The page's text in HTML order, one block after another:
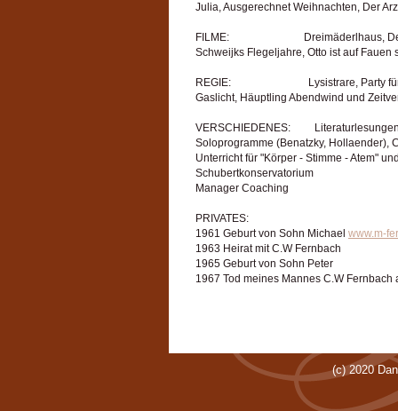
Julia, Ausgerechnet Weihnachten, Der
FILME:                            Dreimäderlhaus,
Schweijks Flegeljahre, Otto ist auf Fauen
REGIE:                             Lysistrare, Party
Gaslicht, Häuptling Abendwind und
VERSCHIEDENES:
Soloprogramme (Benatzky, Hollaender),
Unterricht für "Körper - Stimme - Atem"
Schubertkonservatorium
Manager Coaching
PRIVATES:
1961 Geburt von Sohn Michael www.m-
1963 Heirat mit C.W Fernbach
1965 Geburt von Sohn Peter
1967 Tod meines Mannes C.W
(c) 2020